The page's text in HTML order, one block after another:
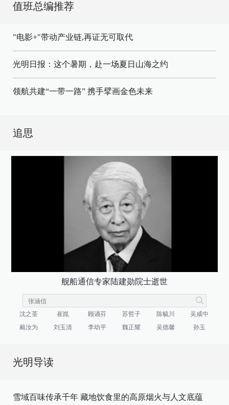
值班总编推荐
"电影+"带动产业链,再证无可取代
光明日报：这个暑期，赴一场夏日山海之约
领航共建“一带一路” 携手擘画金色未来
追思
舰船通信专家陆建勋院士逝世
沈之荃 崔崑 顾诵芬 苏哲子 陈毓川
吴咸中
戴汝为
刘玉清 李幼平 魏正耀 吴德馨 孙玉
光明导读
雪域百味传承千年 藏地饮食里的高原烟火与人文底蕴